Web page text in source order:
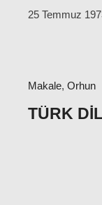
25 Temmuz
Makale, Orhun
TÜRK